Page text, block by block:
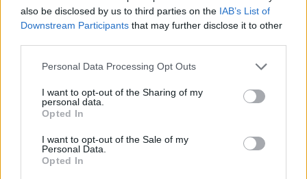
also be disclosed by us to third parties on the IAB’s List of
Downstream Participants that may further disclose it to other
Personal Data Processing Opt Outs
I want to opt-out of the Sharing of my
personal data.
Opted In
I want to opt-out of the Sale of my
Personal Data.
Opted In